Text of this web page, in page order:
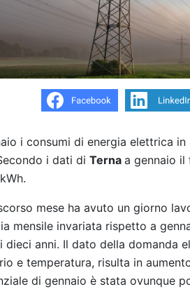
i consumi di energia elettrica
i dati di Terna a gennaio
mese ha avuto un giorno
mensile invariata rispetto a
dieci anni. Il dato della domanda
e temperatura, risulta in
di gennaio è stata ovunque